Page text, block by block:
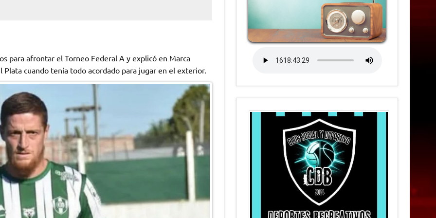
para afrontar el Torneo Federal A y explicó en Marca
cuando tenía todo acordado para jugar en el exterior.